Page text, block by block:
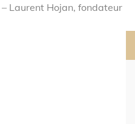
Laurent Hojan, fondateur